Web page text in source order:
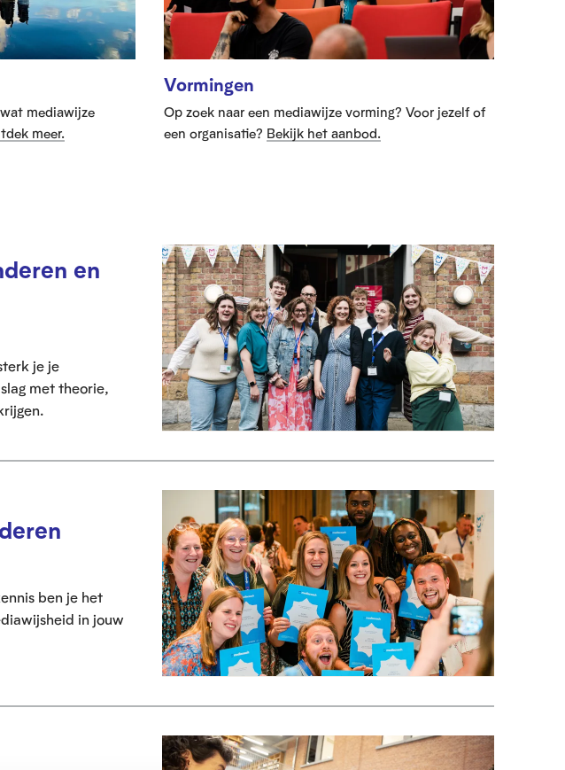
mediawijze
meer.
Vormingen
Op zoek naar een mediawijze vorming? Voor jezelf of
een organisatie? Bekijk het aanbod.
en
je je
met theorie,
ben je het
in jouw